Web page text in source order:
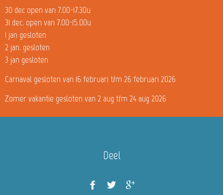
30 dec open van 7.00-17.30u
31 dec. open van 7.00-15.00u
1 jan gesloten
2 jan. gesloten
3 jan gesloten
Carnaval gesloten van 16 februari t/m 26 februari 2026
Zomer vakantie gesloten van 2 aug t/m 24 aug 2026
Deel